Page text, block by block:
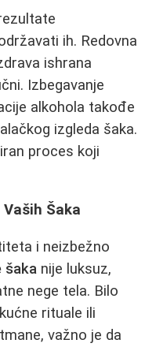
ih. Redovna
ishrana
Izbegavanje
alkohola takođe
izgleda šaka.
proces koji
Šaka
i neizbežno
šaka nije luksuz,
nege tela. Bilo
rituale ili
važno je da